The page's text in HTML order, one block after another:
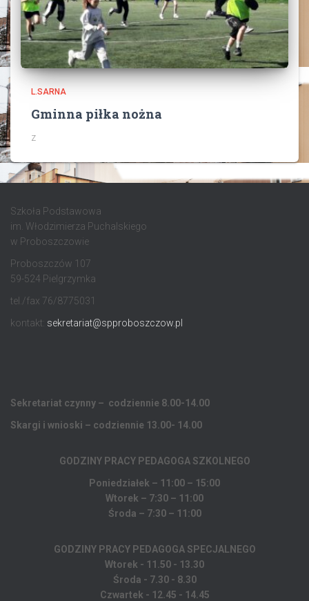
L.SARNA
Gminna piłka nożna
z
Szkoła Podstawowa
im. Włodzimierza Puchalskiego
w Proboszczowie
Proboszczów 107
59-524 Pielgrzymka
tel./fax 76/8775031
kontakt: sekretariat@spproboszczow.pl
Sekretariat czynny – codziennie 8.00-14.00
Skargi i wnioski – codziennie 13.00- 14.00
GODZINY PRACY PEDAGOGA SZKOLNEGO
Poniedziałek – 11:00 – 15:00
Wtorek – 7:30 – 11:00
Środa – 7:30 – 11:00
GODZINY PRACY PEDAGOGA SPECJALNEGO
Wtorek - 11.50 - 13.30
Środa - 7.30 - 8.30
Czwartek - 12.45 - 14.45